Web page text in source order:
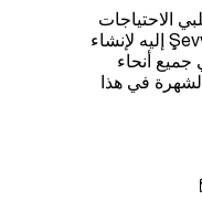
الاحتياجات
الخاصة لقطاع المكسرات. Şevval إليه لإنشاء
جميع أنحاء
في هذا